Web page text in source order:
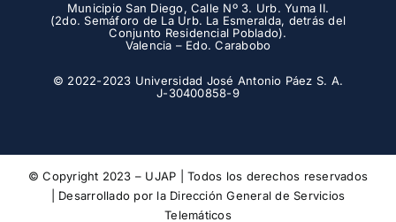
Municipio San Diego, Calle Nº 3. Urb. Yuma II.
(2do. Semáforo de La Urb. La Esmeralda, detrás del
Conjunto Residencial Poblado).
Valencia – Edo. Carabobo
© 2022-2023 Universidad José Antonio Páez S. A.
J-30400858-9
© Copyright 2023 – UJAP | Todos los derechos reservados
| Desarrollado por la Dirección General de Servicios
Telemáticos